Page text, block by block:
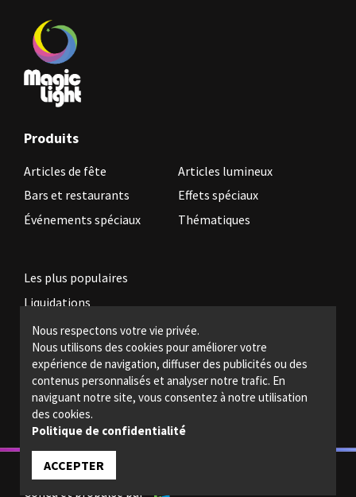
Nous respectons votre vie privée.
Nous utilisons des cookies pour améliorer votre
expérience de navigation, diffuser des publicités ou des
contenus personnalisés et analyser notre trafic. En
naviguant notre site, vous consentez à notre utilisation
des cookies.
Politique de confidentialité
ACCEPTER
Produits
Articles de fête
Articles lumineux
Bars et restaurants
Effets spéciaux
Événements spéciaux
Thématiques
Les plus populaires
Liquidations
Devenez revendeur
Politiques légales
Nous joindre
© 2022 - Magic light - Tous droits réservés.
Conçu et propulsé par